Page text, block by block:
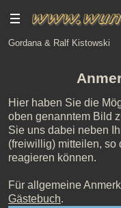
Gordana & Ralf Kistowski
Hier haben Sie die
oben genanntem Bild
Sie uns dabei neben
(freiwillig) mitteilen,
reagieren können.
Für allgemeine
Gästebuch.